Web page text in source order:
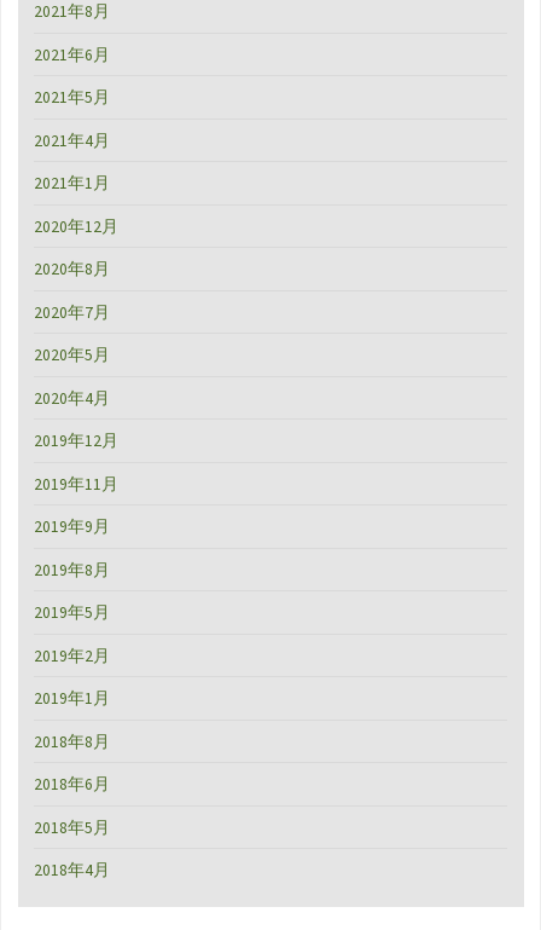
2021年8月
2021年6月
2021年5月
2021年4月
2021年1月
2020年12月
2020年8月
2020年7月
2020年5月
2020年4月
2019年12月
2019年11月
2019年9月
2019年8月
2019年5月
2019年2月
2019年1月
2018年8月
2018年6月
2018年5月
2018年4月